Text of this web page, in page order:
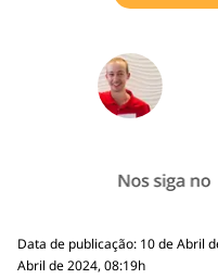
Data de publicação: 10 de Abril
Abril de 2024, 08:19h